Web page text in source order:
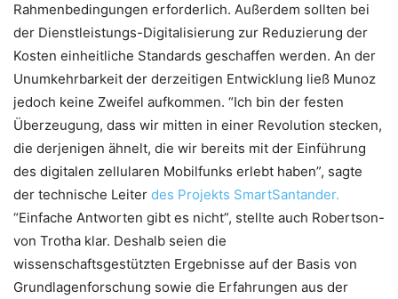
Rahmenbedingungen erforderlich. Außerdem sollten bei
der Dienstleistungs-Digitalisierung zur Reduzierung der
Kosten einheitliche Standards geschaffen werden. An der
Unumkehrbarkeit der derzeitigen Entwicklung ließ Munoz
jedoch keine Zweifel aufkommen. “Ich bin der festen
Überzeugung, dass wir mitten in einer Revolution stecken,
die derjenigen ähnelt, die wir bereits mit der Einführung
des digitalen zellularen Mobilfunks erlebt haben”, sagte
der technische Leiter des Projekts SmartSantander.
“Einfache Antworten gibt es nicht”, stellte auch Robertson-
von Trotha klar. Deshalb seien die
wissenschaftsgestützten Ergebnisse auf der Basis von
Grundlagenforschung sowie die Erfahrungen aus der